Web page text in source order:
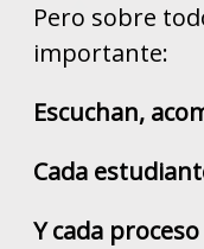
Pero sobre
importante:
Escuchan,
Cada
Y cada